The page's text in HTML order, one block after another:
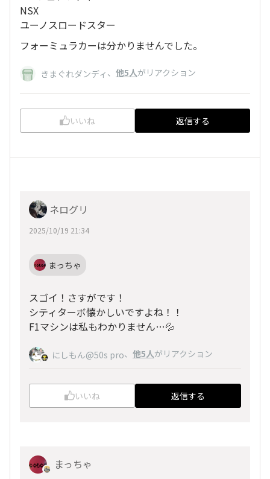
NSX
ユーノスロードスター
フォーミュラカーは分かりませんでした。
きまぐれダンディ 、 他5人がリアクション
いいね 返信する
ネログリ
2025/10/19 21:34
まっちゃ
スゴイ！さすがです！
シティターボ懐かしいですよね！！
F1マシンは私もわかりません…💦
にしもん@50s pro、 他5人がリアクション
いいね 返信する
まっちゃ